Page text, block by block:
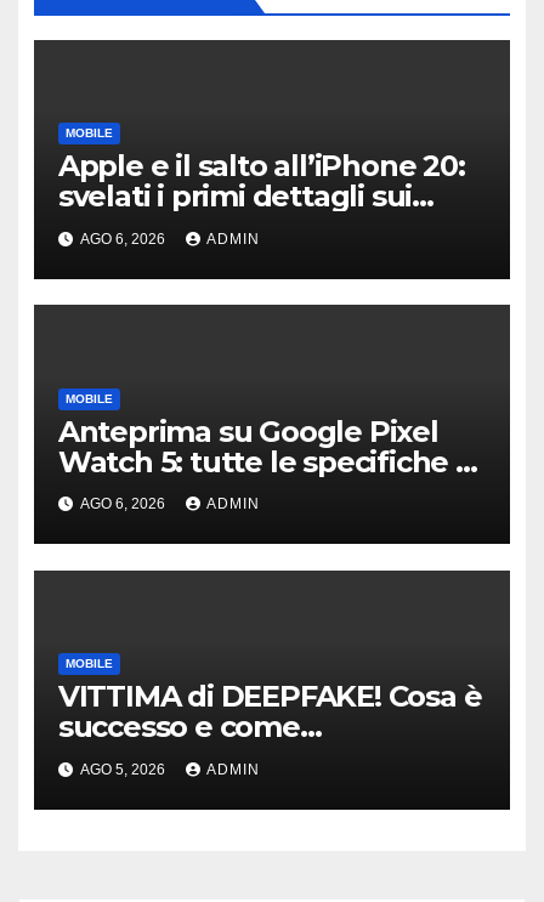
MOBILE
Apple e il salto all’iPhone 20:
svelati i primi dettagli sui
display dei futuri top di
gamma
AGO 6, 2026 ADMIN
MOBILE
Anteprima su Google Pixel
Watch 5: tutte le specifiche e
i prezzi trapelati
AGO 6, 2026 ADMIN
MOBILE
VITTIMA di DEEPFAKE! Cosa è
successo e come
DIFENDERSI!
AGO 5, 2026 ADMIN